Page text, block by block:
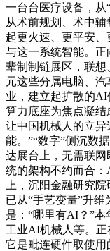
一台台医疗设备，从
从术前规划、术中
起更火速、更平安
与这一系统智能。
辈制制链展区，联
元这些分属电脑、
业，建立起扩散的AI
算力底座为焦点凝结
让中国机械人的立
能。”“数字”侧沉数
达展台上，无需联
统的架构不约而合
上，沉阳金融研究
已从“手艺变量”升
是：“哪里有AI？”
工业AI机械人等。正
它是毗连硬件取使